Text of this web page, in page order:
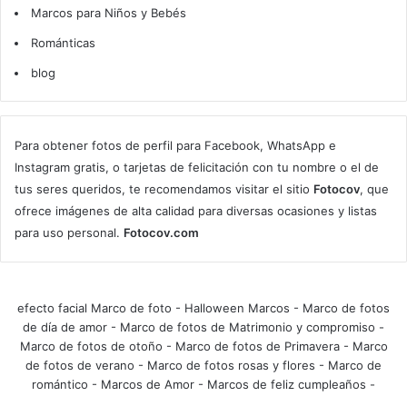
Marcos para Niños y Bebés
Románticas
blog
Para obtener fotos de perfil para Facebook, WhatsApp e
Instagram gratis, o tarjetas de felicitación con tu nombre o el de
tus seres queridos, te recomendamos visitar el sitio Fotocov, que
ofrece imágenes de alta calidad para diversas ocasiones y listas
para uso personal. Fotocov.com
efecto facial Marco de foto - Halloween Marcos - Marco de fotos
de día de amor - Marco de fotos de Matrimonio y compromiso -
Marco de fotos de otoño - Marco de fotos de Primavera- Marco
de fotos de verano - Marco de fotos rosas y flores - Marco de
romántico - Marcos de Amor - Marcos de feliz cumpleaños -